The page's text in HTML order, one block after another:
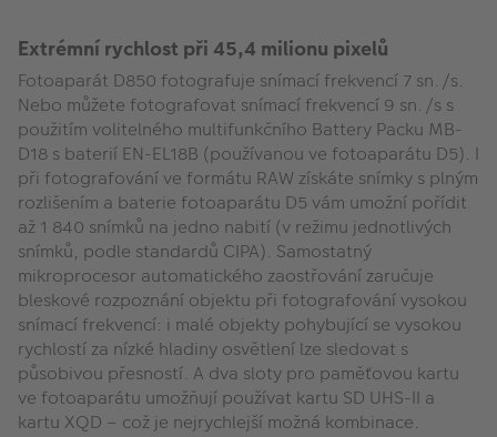
Extrémní rychlost při 45,4 milionu pixelů
Fotoaparát D850 fotografuje snímací frekvencí 7 sn./s.
Nebo můžete fotografovat snímací frekvencí 9 sn./s s
použitím volitelného multifunkčního Battery Packu MB-
D18 s baterií EN-EL18B (používanou ve fotoaparátu D5). I
při fotografování ve formátu RAW získáte snímky s plným
rozlišením a baterie fotoaparátu D5 vám umožní pořídit
až 1 840 snímků na jedno nabití (v režimu jednotlivých
snímků, podle standardů CIPA). Samostatný
mikroprocesor automatického zaostřování zaručuje
bleskové rozpoznání objektu při fotografování vysokou
snímací frekvencí: i malé objekty pohybující se vysokou
rychlostí za nízké hladiny osvětlení lze sledovat s
působivou přesností. A dva sloty pro paměťovou kartu
ve fotoaparátu umožňují používat kartu SD UHS-II a
kartu XQD – což je nejrychlejší možná kombinace.